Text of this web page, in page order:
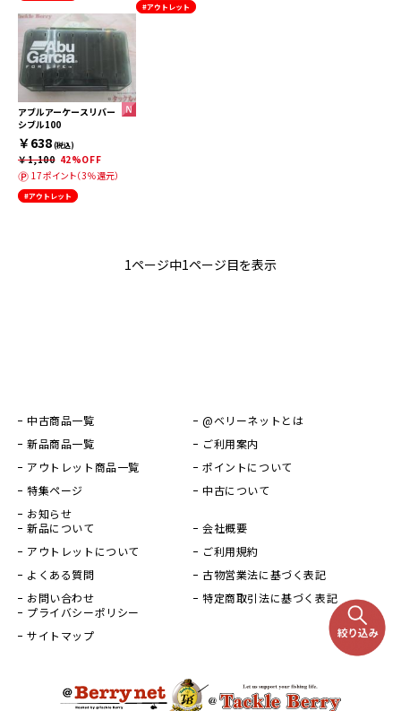
#アウトレット
アブルアーケースリバー
シブル100
￥638(税込)
￥1,100 42%OFF
17ポイント（3％還元）
#アウトレット
1ページ中1ページ目を表示
中古商品一覧
新品商品一覧
アウトレット商品一覧
特集ページ
お知らせ
@ベリーネットとは
ご利用案内
ポイントについて
中古について
新品について
アウトレットについて
よくある質問
お問い合わせ
会社概要
ご利用規約
古物営業法に基づく表記
特定商取引法に基づく表記
プライバシーポリシー
サイトマップ